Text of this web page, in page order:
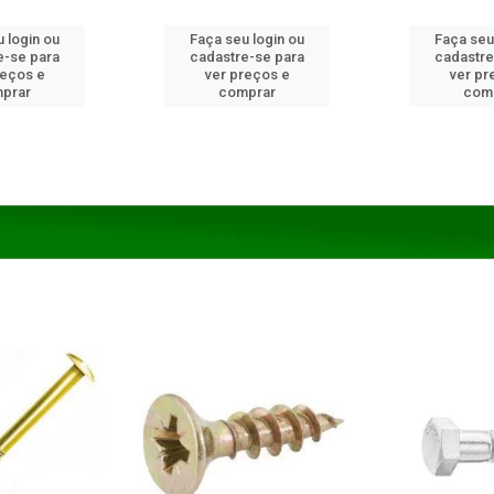
login ou
se para
e
Faça seu login ou
cadastre-se para
ver preços e
comprar
Faça
ver